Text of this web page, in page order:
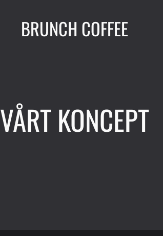
BRUNCH COFFEE
VÅRT KONCEPT